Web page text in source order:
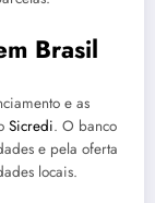
Brasil
e as
Sicredi. O banco
e pela oferta
locais.